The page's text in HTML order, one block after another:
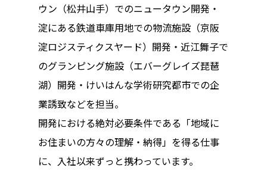
ウン（松井山手）でのニュータウン開発・
淀にある鉄道車庫用地での物流施設（京阪
淀ロジスティクスヤード）開発・近江舞子で
のグランピング施設（エバーグレイズ琵琶
湖）開発・けいはんな学術研究都市での企
業誘致などを担当。
開発における絶対必要条件である「地域に
お住まいの方々の理解・納得」を得る仕事
に、入社以来ずっと携わっています。
トップページ
ハイパー縁側@中津
ハイパー縁側@天満